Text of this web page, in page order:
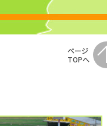
ページ
TOPへ